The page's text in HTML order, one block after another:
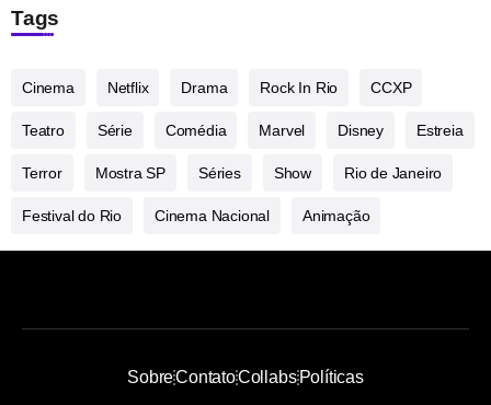
Tags
Cinema Netflix Drama Rock In Rio CCXP
Teatro Série Comédia Marvel Disney Estreia
Terror Mostra SP Séries Show Rio de Janeiro
Festival do Rio Cinema Nacional Animação
SobreContatoCollabsPolíticas